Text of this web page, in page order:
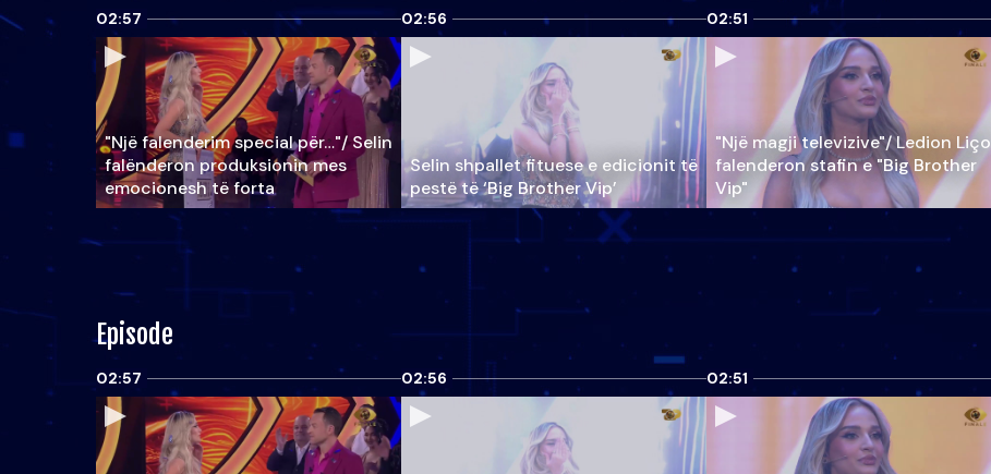
02:57
"Një falenderim special për…"/ Selin
falënderon produksionin mes
emocionesh të forta
02:56
Selin shpallet fituese e edicionit të
pestë të ‘Big Brother Vip’
02:51
"Një magji televizive"/ Ledion Liço
falenderon stafin e "Big Brother
Vip"
Episode
02:57 02:56 02:51